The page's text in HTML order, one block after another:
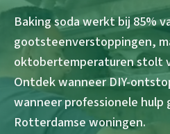
Baking soda werkt bij 85%
gootsteenverstoppingen,
oktobertemperaturen stolt
Ontdek wanneer DIY-
wanneer professionele
Rotterdamse woningen.